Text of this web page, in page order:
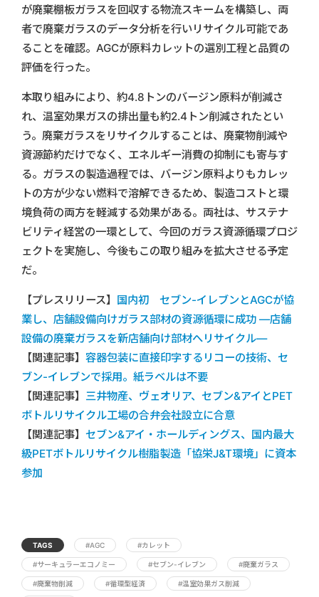
が廃棄棚板ガラスを回収する物流スキームを構築し、両
者で廃棄ガラスのデータ分析を行いリサイクル可能であ
ることを確認。AGCが原料カレットの選別工程と品質の
評価を行った。
本取り組みにより、約4.8トンのバージン原料が削減さ
れ、温室効果ガスの排出量も約2.4トン削減されたとい
う。廃棄ガラスをリサイクルすることは、廃棄物削減や
資源節約だけでなく、エネルギー消費の抑制にも寄与す
る。ガラスの製造過程では、バージン原料よりもカレッ
トの方が少ない燃料で溶解できるため、製造コストと環
境負荷の両方を軽減する効果がある。両社は、サステナ
ビリティ経営の一環として、今回のガラス資源循環プロジ
ェクトを実施し、今後もこの取り組みを拡大させる予定
だ。
【プレスリリース】 国内初 セブン-イレブンとAGCが協
業し、店舗設備向けガラス部材の資源循環に成功 ―店舗
設備の廃棄ガラスを新店舗向け部材へリサイクル―
【関連記事】 容器包装に直接印字するリコーの技術、セ
ブン-イレブンで採用。紙ラベルは不要
【関連記事】 三井物産、ヴェオリア、セブン&アイとPET
ボトルリサイクル工場の合弁会社設立に合意
【関連記事】 セブン&アイ・ホールディングス、国内最大
級PETボトルリサイクル樹脂製造「協栄J&T環境」に資本
参加
TAGS #AGC #カレット
#サーキュラーエコノミー #セブン-イレブン #廃棄ガラス
#廃棄物削減 #循環型経済 #温室効果ガス削減